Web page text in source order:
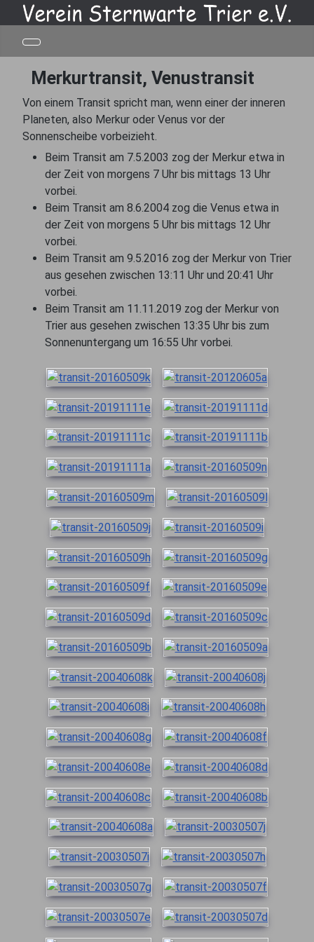
Merkurtransit, Venustransit
Von einem Transit spricht man, wenn einer der inneren
Planeten, also Merkur oder Venus vor der
Sonnenscheibe vorbeizieht.
Beim Transit am 7.5.2003 zog der Merkur etwa in
der Zeit von morgens 7 Uhr bis mittags 13 Uhr
vorbei.
Beim Transit am 8.6.2004 zog die Venus etwa in
der Zeit von morgens 5 Uhr bis mittags 12 Uhr
vorbei.
Beim Transit am 9.5.2016 zog der Merkur von Trier
aus gesehen zwischen 13:11 Uhr und 20:41 Uhr
vorbei.
Beim Transit am 11.11.2019 zog der Merkur von
Trier aus gesehen zwischen 13:35 Uhr bis zum
Sonnenuntergang um 16:55 Uhr vorbei.